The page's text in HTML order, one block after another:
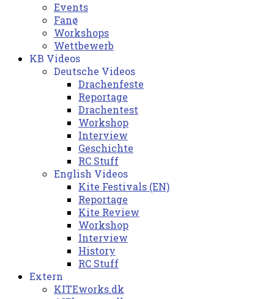
Events
Fanø
Workshops
Wettbewerb
KB Videos
Deutsche Videos
Drachenfeste
Reportage
Drachentest
Workshop
Interview
Geschichte
RC Stuff
English Videos
Kite Festivals (EN)
Reportage
Kite Review
Workshop
Interview
History
RC Stuff
Extern
KITEworks.dk